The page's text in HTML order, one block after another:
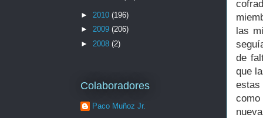
las
de
que
► 2010 (196)
► 2009 (206)
► 2008 (2)
Colaboradores
Paco Muñoz Jr.